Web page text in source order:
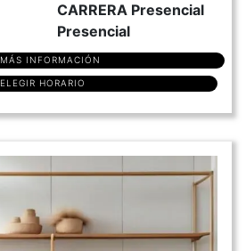
CARRERA Presencial
Presencial
MÁS INFORMACIÓN
ELEGIR HORARIO